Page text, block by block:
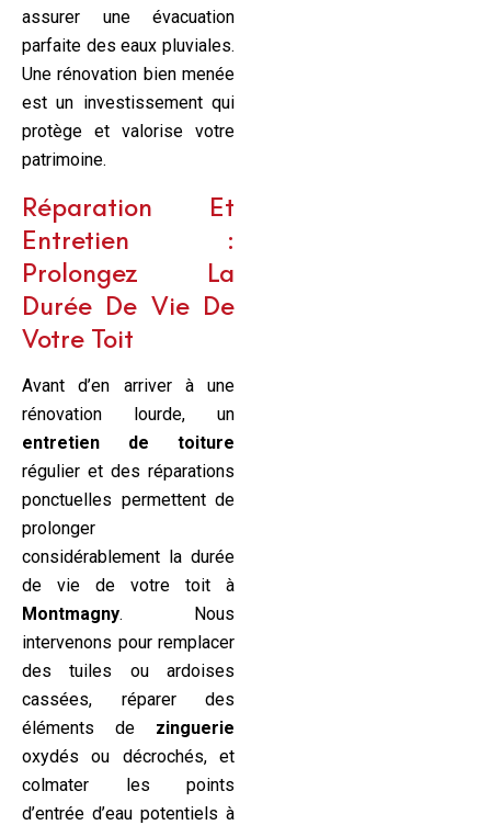
assurer une évacuation
parfaite des eaux pluviales.
Une rénovation bien menée
est un investissement qui
protège et valorise votre
patrimoine.
Réparation Et
Entretien :
Prolongez La
Durée De Vie De
Votre Toit
Avant d’en arriver à une
rénovation lourde, un
entretien de toiture
régulier et des réparations
ponctuelles permettent de
prolonger
considérablement la durée
de vie de votre toit à
Montmagny. Nous
intervenons pour remplacer
des tuiles ou ardoises
cassées, réparer des
éléments de zinguerie
oxydés ou décrochés, et
colmater les points
d’entrée d’eau potentiels à